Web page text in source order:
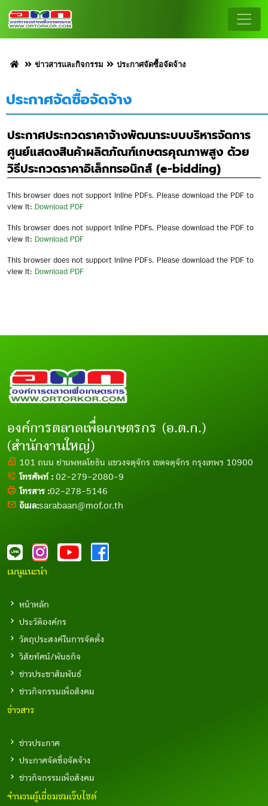
ข่าวสารและกิจกรรม ประกาศจัดซื้อจัดจ้าง
ประกาศจัดซื้อจัดจ้าง
ประกาศประกวดราคาจ้างพัฒนาระบบบริหารจัดการ
ศูนย์แสดงสินค้าผลิตภัณฑ์เกษตรคุณภาพสูง ด้วย
วิธีประกวดราคาอิเล็กทรอนิกส์ (e-bidding)
This browser does not support inline PDFs. Please download the PDF to
view it: Download PDF
This browser does not support inline PDFs. Please download the PDF to
view it: Download PDF
This browser does not support inline PDFs. Please download the PDF to
view it: Download PDF
องค์การตลาดเพื่อเกษตรกร (อ.ต.ก.)
(สำนักงานใหญ่)
101 ถนน ย่านพหลโยธิน แขวงจตุจักร เขตจตุจักร กรุงเทพฯ 10900
โทรศัพท์ : 02-279-2080-9
โทรสาร :02-278-5146
อีเมล:sarabaan@mof.or.th
เมนูแนะนำ
หน้าหลัก
ประวัติองค์กร
วัตถุประสงค์ในการจัดตั้ง
วิสัยทัศน์/พันธกิจ
ข่าวประชาสัมพันธ์
ข่าวกิจกรรมเพื่อสังคม
ข่าวสาร
ข่าวประกาศ
ประกาศจัดซื้อจัดจ้าง
ข่าวกิจกรรมเพื่อสังคม
จำนวนผู้เยี่ยมชมเว็บไซต์